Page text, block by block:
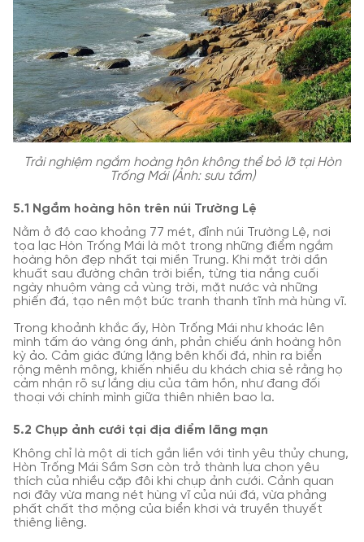
Trải nghiệm ngắm hoàng hôn không thể bỏ lỡ tại Hòn
Trống Mái (Ảnh: sưu tầm)
5.1 Ngắm hoàng hôn trên núi Trường Lệ
Nằm ở độ cao khoảng 77 mét, đỉnh núi Trường Lệ, nơi
tọa lạc Hòn Trống Mái là một trong những điểm ngắm
hoàng hôn đẹp nhất tại miền Trung. Khi mặt trời dần
khuất sau đường chân trời biển, từng tia nắng cuối
ngày nhuộm vàng cả vùng trời, mặt nước và những
phiến đá, tạo nên một bức tranh thanh tĩnh mà hùng vĩ.
Trong khoảnh khắc ấy, Hòn Trống Mái như khoác lên
mình tấm áo vàng óng ánh, phản chiếu ánh hoàng hôn
kỳ ảo. Cảm giác đứng lặng bên khối đá, nhìn ra biển
rộng mênh mông, khiến nhiều du khách chia sẻ rằng họ
cảm nhận rõ sự lắng dịu của tâm hồn, như đang đối
thoại với chính mình giữa thiên nhiên bao la.
5.2 Chụp ảnh cưới tại địa điểm lãng mạn
Không chỉ là một di tích gắn liền với tình yêu thủy chung,
Hòn Trống Mái Sầm Sơn còn trở thành lựa chọn yêu
thích của nhiều cặp đôi khi chụp ảnh cưới. Cảnh quan
nơi đây vừa mang nét hùng vĩ của núi đá, vừa phảng
phất chất thơ mộng của biển khơi và truyền thuyết
thiêng liêng.